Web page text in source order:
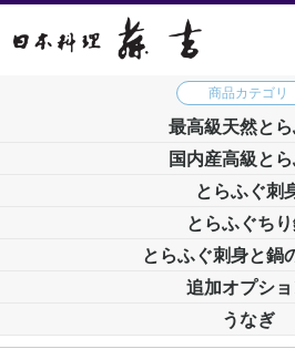
最高級天然と
国内産高級と
とらふぐ刺
とらふぐち
とらふぐ刺身と鍋
追加オプシ
うなぎ